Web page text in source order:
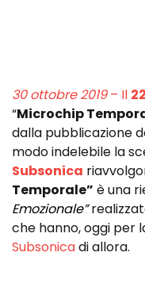
30 ottobre 2019– Il
“Microchip
dalla pubblicazione
modo indelebile la
Subsonica
Temporale” è una
Emozionale”
che hanno, oggi per
Subsonicadi allora.